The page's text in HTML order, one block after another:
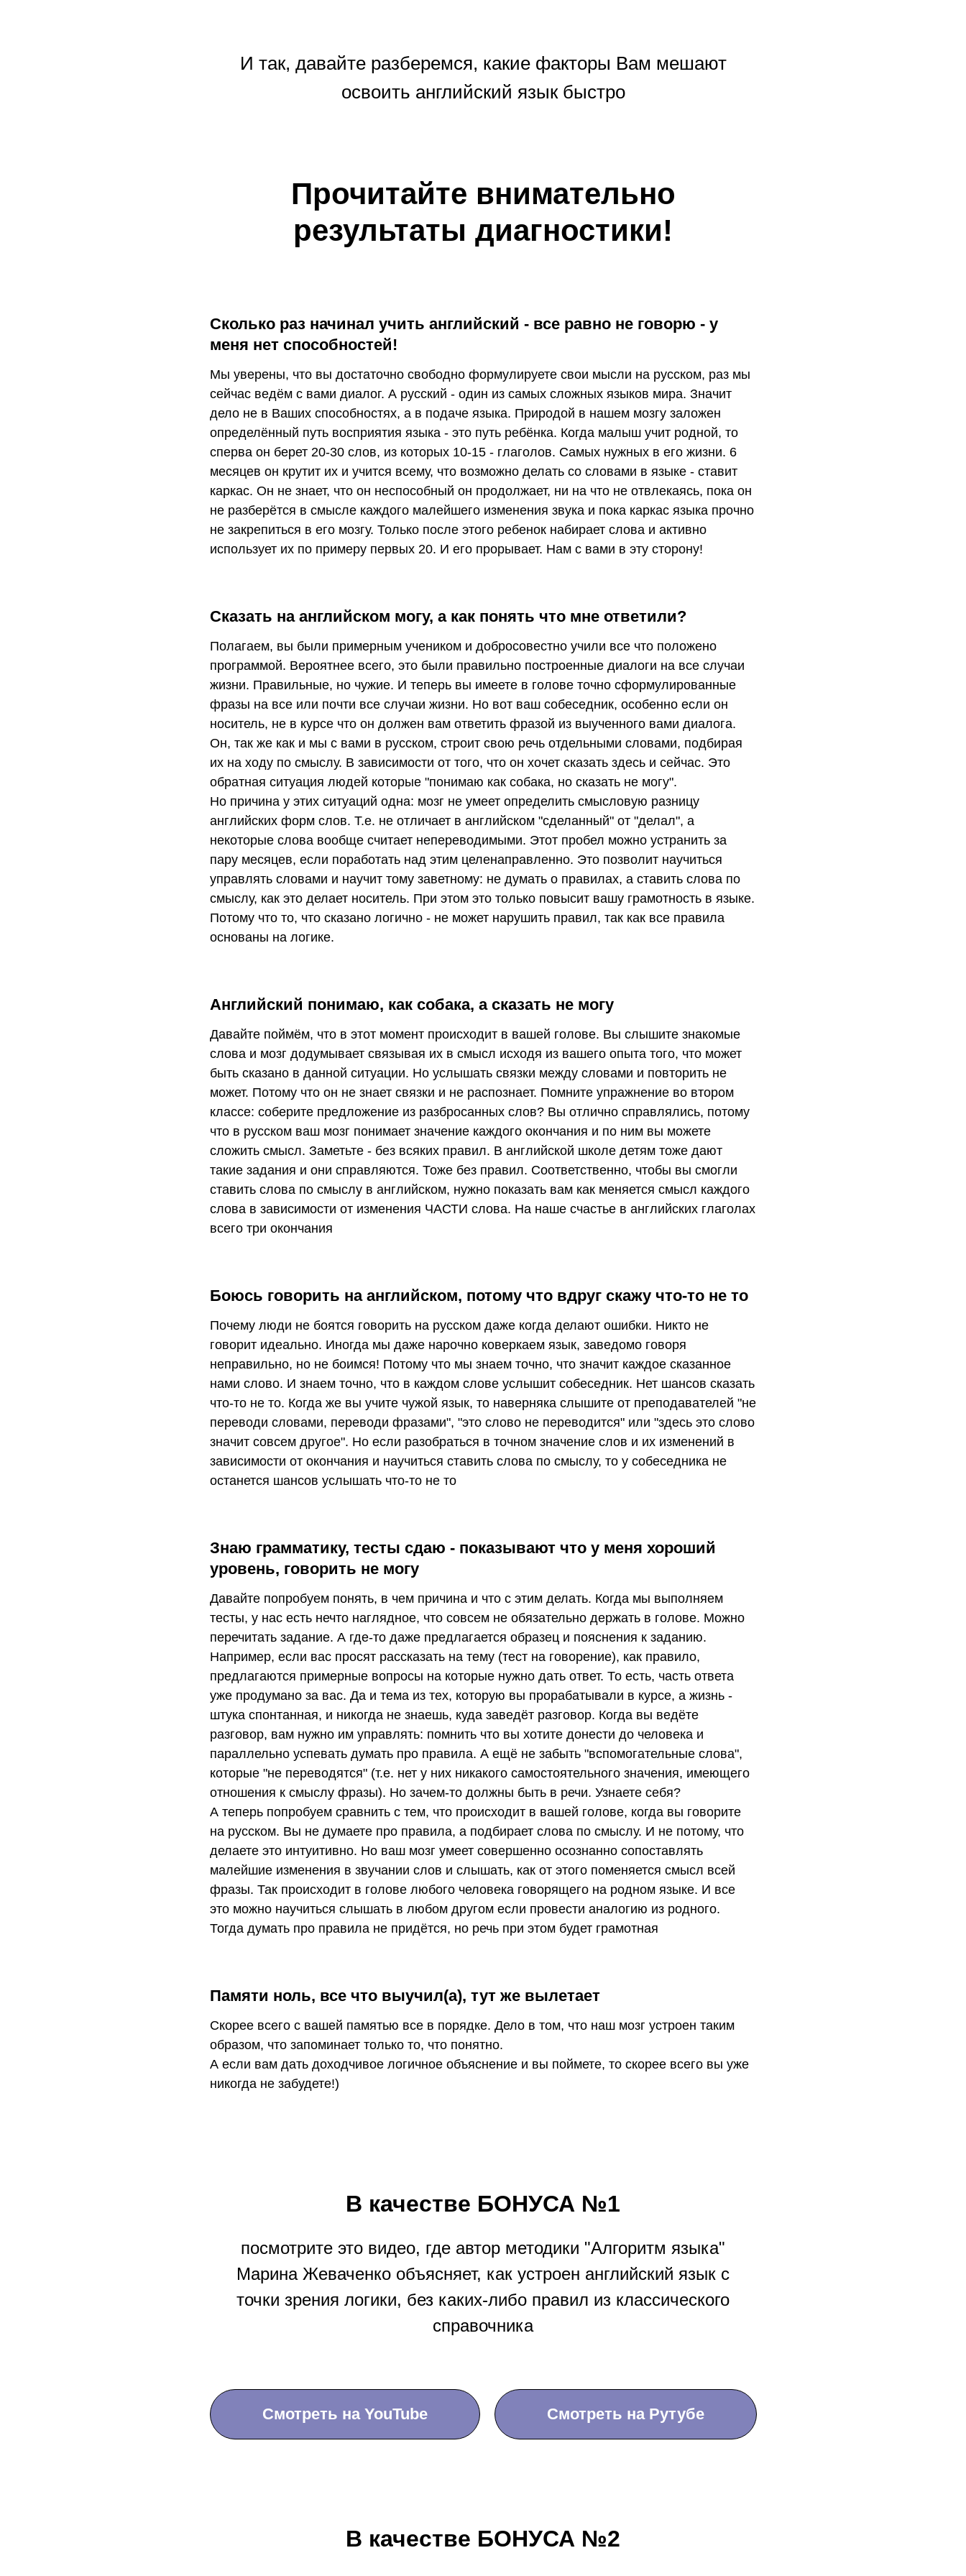
И так, давайте разберемся, какие факторы Вам мешают
освоить английский язык быстро
Прочитайте внимательно
результаты диагностики!
Сколько раз начинал учить английский - все равно не говорю - у
меня нет способностей!
Мы уверены, что вы достаточно свободно формулируете свои мысли на русском, раз мы
сейчас ведём с вами диалог. А русский - один из самых сложных языков мира. Значит
дело не в Ваших способностях, а в подаче языка. Природой в нашем мозгу заложен
определённый путь восприятия языка - это путь ребёнка. Когда малыш учит родной, то
сперва он берет 20-30 слов, из которых 10-15 - глаголов. Самых нужных в его жизни. 6
месяцев он крутит их и учится всему, что возможно делать со словами в языке - ставит
каркас. Он не знает, что он неспособный он продолжает, ни на что не отвлекаясь, пока он
не разберётся в смысле каждого малейшего изменения звука и пока каркас языка прочно
не закрепиться в его мозгу. Только после этого ребенок набирает слова и активно
использует их по примеру первых 20. И его прорывает. Нам с вами в эту сторону!
Сказать на английском могу, а как понять что мне ответили?
Полагаем, вы были примерным учеником и добросовестно учили все что положено
программой. Вероятнее всего, это были правильно построенные диалоги на все случаи
жизни. Правильные, но чужие. И теперь вы имеете в голове точно сформулированные
фразы на все или почти все случаи жизни. Но вот ваш собеседник, особенно если он
носитель, не в курсе что он должен вам ответить фразой из выученного вами диалога.
Он, так же как и мы с вами в русском, строит свою речь отдельными словами, подбирая
их на ходу по смыслу. В зависимости от того, что он хочет сказать здесь и сейчас. Это
обратная ситуация людей которые "понимаю как собака, но сказать не могу".
Но причина у этих ситуаций одна: мозг не умеет определить смысловую разницу
английских форм слов. Т.е. не отличает в английском "сделанный" от "делал", а
некоторые слова вообще считает непереводимыми. Этот пробел можно устранить за
пару месяцев, если поработать над этим целенаправленно. Это позволит научиться
управлять словами и научит тому заветному: не думать о правилах, а ставить слова по
смыслу, как это делает носитель. При этом это только повысит вашу грамотность в языке.
Потому что то, что сказано логично - не может нарушить правил, так как все правила
основаны на логике.
Английский понимаю, как собака, а сказать не могу
Давайте поймём, что в этот момент происходит в вашей голове. Вы слышите знакомые
слова и мозг додумывает связывая их в смысл исходя из вашего опыта того, что может
быть сказано в данной ситуации. Но услышать связки между словами и повторить не
может. Потому что он не знает связки и не распознает. Помните упражнение во втором
классе: соберите предложение из разбросанных слов? Вы отлично справлялись, потому
что в русском ваш мозг понимает значение каждого окончания и по ним вы можете
сложить смысл. Заметьте - без всяких правил. В английской школе детям тоже дают
такие задания и они справляются. Тоже без правил. Соответственно, чтобы вы смогли
ставить слова по смыслу в английском, нужно показать вам как меняется смысл каждого
слова в зависимости от изменения ЧАСТИ слова. На наше счастье в английских глаголах
всего три окончания
Боюсь говорить на английском, потому что вдруг скажу что-то не то
Почему люди не боятся говорить на русском даже когда делают ошибки. Никто не
говорит идеально. Иногда мы даже нарочно коверкаем язык, заведомо говоря
неправильно, но не боимся! Потому что мы знаем точно, что значит каждое сказанное
нами слово. И знаем точно, что в каждом слове услышит собеседник. Нет шансов сказать
что-то не то. Когда же вы учите чужой язык, то наверняка слышите от преподавателей "не
переводи словами, переводи фразами", "это слово не переводится" или "здесь это слово
значит совсем другое". Но если разобраться в точном значение слов и их изменений в
зависимости от окончания и научиться ставить слова по смыслу, то у собеседника не
останется шансов услышать что-то не то
Знаю грамматику, тесты сдаю - показывают что у меня хороший
уровень, говорить не могу
Давайте попробуем понять, в чем причина и что с этим делать. Когда мы выполняем
тесты, у нас есть нечто наглядное, что совсем не обязательно держать в голове. Можно
перечитать задание. А где-то даже предлагается образец и пояснения к заданию.
Например, если вас просят рассказать на тему (тест на говорение), как правило,
предлагаются примерные вопросы на которые нужно дать ответ. То есть, часть ответа
уже продумано за вас. Да и тема из тех, которую вы прорабатывали в курсе, а жизнь -
штука спонтанная, и никогда не знаешь, куда заведёт разговор. Когда вы ведёте
разговор, вам нужно им управлять: помнить что вы хотите донести до человека и
параллельно успевать думать про правила. А ещё не забыть "вспомогательные слова",
которые "не переводятся" (т.е. нет у них никакого самостоятельного значения, имеющего
отношения к смыслу фразы). Но зачем-то должны быть в речи. Узнаете себя?
А теперь попробуем сравнить с тем, что происходит в вашей голове, когда вы говорите
на русском. Вы не думаете про правила, а подбирает слова по смыслу. И не потому, что
делаете это интуитивно. Но ваш мозг умеет совершенно осознанно сопоставлять
малейшие изменения в звучании слов и слышать, как от этого поменяется смысл всей
фразы. Так происходит в голове любого человека говорящего на родном языке. И все
это можно научиться слышать в любом другом если провести аналогию из родного.
Тогда думать про правила не придётся, но речь при этом будет грамотная
Памяти ноль, все что выучил(а), тут же вылетает
Скорее всего с вашей памятью все в порядке. Дело в том, что наш мозг устроен таким
образом, что запоминает только то, что понятно.
А если вам дать доходчивое логичное объяснение и вы поймете, то скорее всего вы уже
никогда не забудете!)
В качестве БОНУСА №1
посмотрите это видео, где автор методики "Алгоритм языка"
Марина Жеваченко объясняет, как устроен английский язык с
точки зрения логики, без каких-либо правил из классического
справочника
Смотреть на YouTube Смотреть на Рутубе
В качестве БОНУСА №2